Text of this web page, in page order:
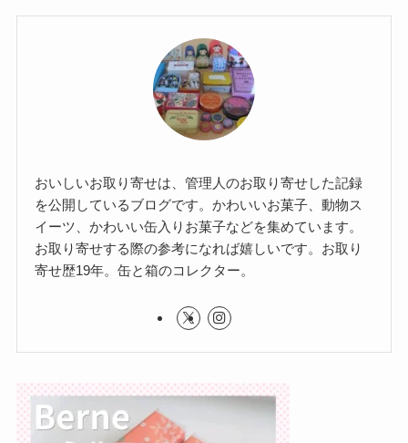
おいしいお取り寄せは、管理人のお取り寄せした記録
を公開しているブログです。かわいいお菓子、動物ス
イーツ、かわいい缶入りお菓子などを集めています。
お取り寄せする際の参考になれば嬉しいです。お取り
寄せ歴19年。缶と箱のコレクター。